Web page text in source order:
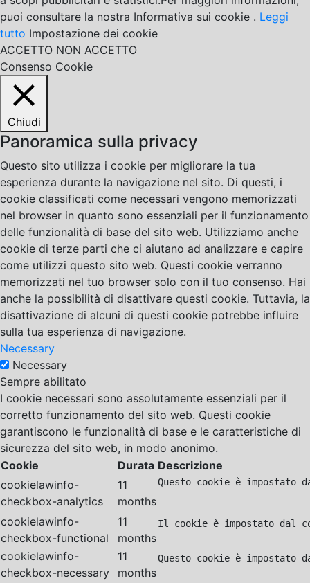
puoi consultare la nostra Informativa sui cookie . Leggi
tutto Impostazione dei cookie
ACCETTO NON ACCETTO
Consenso Cookie
Chiudi
Panoramica sulla privacy
Questo sito utilizza i cookie per migliorare la tua
esperienza durante la navigazione nel sito. Di questi, i
cookie classificati come necessari vengono memorizzati
nel browser in quanto sono essenziali per il funzionamento
delle funzionalità di base del sito web. Utilizziamo anche
cookie di terze parti che ci aiutano ad analizzare e capire
come utilizzi questo sito web. Questi cookie verranno
memorizzati nel tuo browser solo con il tuo consenso. Hai
anche la possibilità di disattivare questi cookie. Tuttavia, la
disattivazione di alcuni di questi cookie potrebbe influire
sulla tua esperienza di navigazione.
Necessary
Necessary
Sempre abilitato
I cookie necessari sono assolutamente essenziali per il
corretto funzionamento del sito web. Questi cookie
garantiscono le funzionalità di base e le caratteristiche di
sicurezza del sito web, in modo anonimo.
Cookie
Durata Descrizione
cookielawinfo-
checkbox-analytics
11
months
Questo cookie è
cookielawinfo-
checkbox-functional
11
months
Il cookie è impostato dal
cookielawinfo-
checkbox-necessary
11
months
Questo cookie è impostato